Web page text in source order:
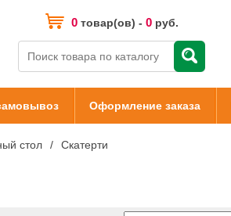
0 товар(ов) - 0 руб.
Оформление заказа
стол Скатерти